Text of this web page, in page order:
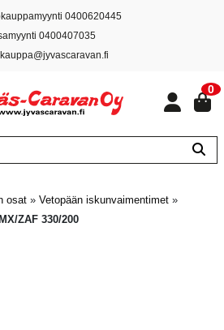
0400620445
0400407035
0
osat » Vetopään iskunvaimentimet »
ZAF 330/200